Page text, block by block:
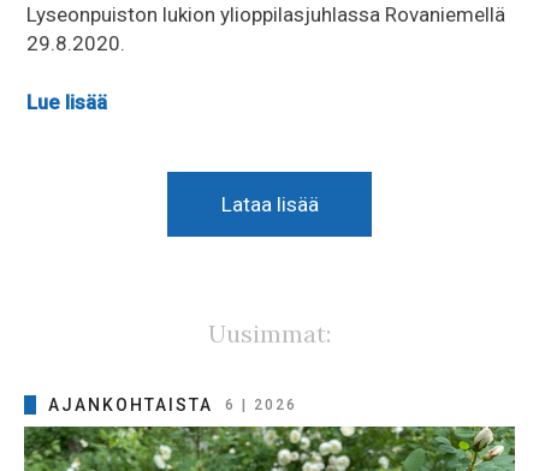
Lyseonpuiston lukion ylioppilasjuhlassa Rovaniemellä
29.8.2020.
Lue lisää
Lataa lisää
Uusimmat:
AJANKOHTAISTA 6 | 2026